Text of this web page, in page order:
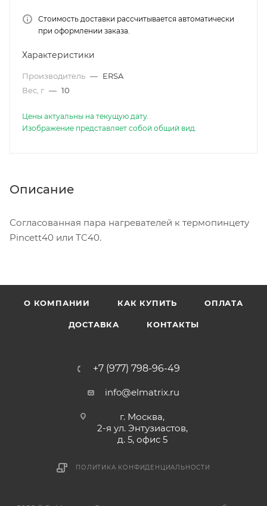
Стоимость доставки рассчитывается автоматически
при оформлении заказа.
Характеристики
Производитель — ERSA
Вес, г — 10
Цены актуальны на текущую дату.
Изображение представляет собой общий вид.
Описание
Согласованная пара нагревателей к термопинцету
Pincett40 или TC40.
О КОМПАНИИ КАК КУПИТЬ ОПЛАТА
ДОСТАВКА КОНТАКТЫ
+7 (977) 798-96-49
info@elmatrix.ru
г. Москва,
2-я ул. Энтузиастов,
д. 5, офис 5
ПОЛИТИКА КОНФИДЕНЦИАЛЬНОСТИ